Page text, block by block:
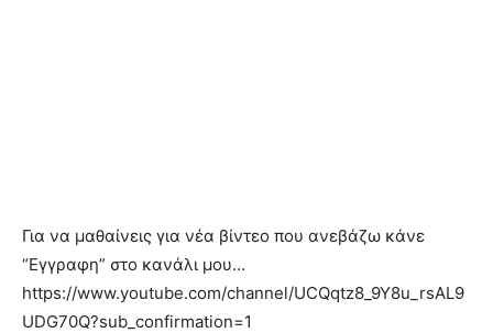
Για να μαθαίνεις για νέα βίντεο που ανεβάζω κάνε
“Εγγραφη” στο κανάλι μου…
https://www.youtube.com/channel/UCQqtz8_9Y8u_rsAL9
UDG70Q?sub_confirmation=1